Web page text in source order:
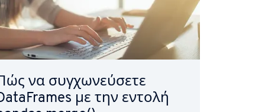
να συγχωνεύσετε
με την εντολή